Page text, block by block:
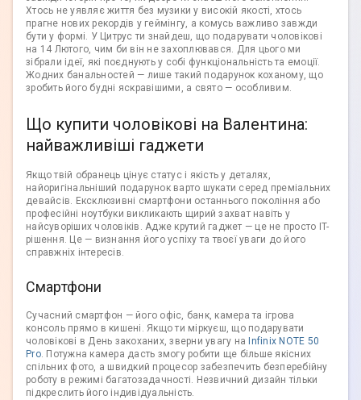
Хтось не уявляє життя без музики у високій якості, хтось
прагне нових рекордів у геймінгу, а комусь важливо завжди
бути у формі. У Цитрус ти знайдеш, що подарувати чоловікові
на 14 Лютого, чим би він не захоплювався. Для цього ми
зібрали ідеї, які поєднують у собі функціональність та емоції.
Жодних банальностей — лише такий подарунок коханому, що
зробить його будні яскравішими, а свято — особливим.
Що купити чоловікові на Валентина:
найважливіші гаджети
Якщо твій обранець цінує статус і якість у деталях,
найоригінальніший подарунок варто шукати серед преміальних
девайсів. Ексклюзивні смартфони останнього покоління або
професійні ноутбуки викликають щирий захват навіть у
найсуворіших чоловіків. Адже крутий гаджет — це не просто IT-
рішення. Це — визнання його успіху та твоєї уваги до його
справжніх інтересів.
Смартфони
Сучасний смартфон — його офіс, банк, камера та ігрова
консоль прямо в кишені. Якщо ти міркуєш, що подарувати
чоловікові в День закоханих, зверни увагу на Infinix NOTE 50
Pro. Потужна камера дасть змогу робити ще більше якісних
спільних фото, а швидкий процесор забезпечить безперебійну
роботу в режимі багатозадачності. Незвичний дизайн тільки
підкреслить його індивідуальність.